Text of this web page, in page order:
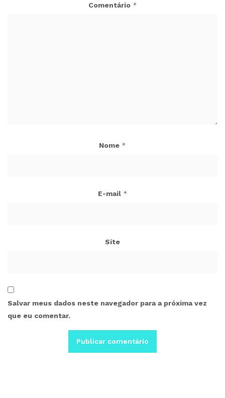
Comentário *
Nome *
E-mail *
Site
Salvar meus dados neste navegador para a próxima vez
que eu comentar.